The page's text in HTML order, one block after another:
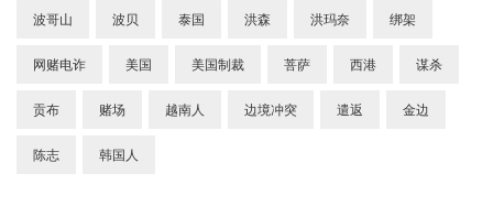
波哥山 波贝 泰国 洪森 洪玛奈 绑架
网赌电诈 美国 美国制裁 菩萨 西港 谋杀
贡布 赌场 越南人 边境冲突 遣返 金边
陈志 韩国人